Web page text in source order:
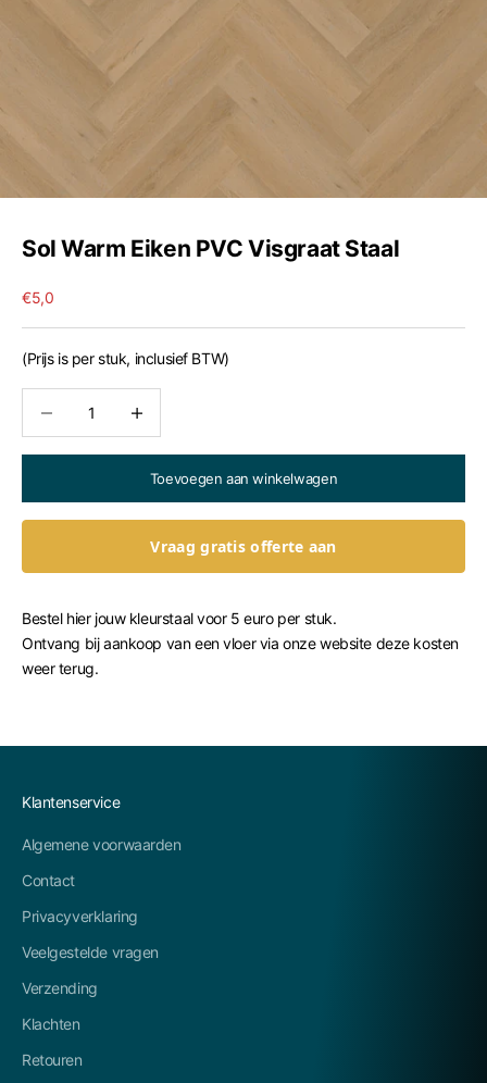
Sol Warm Eiken PVC Visgraat Staal
Aanbiedingsprijs
€5,0
(Prijs is per stuk, inclusief BTW)
Toevoegen aan winkelwagen
Vraag gratis offerte aan
Bestel hier jouw kleurstaal voor 5 euro per stuk.
Ontvang bij aankoop van een vloer via onze website deze kosten
weer terug.
Klantenservice
Algemene voorwaarden
Contact
Privacyverklaring
Veelgestelde vragen
Verzending
Klachten
Retouren